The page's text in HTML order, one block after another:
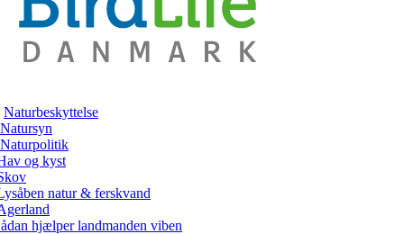
Naturbeskyttelse
Natursyn
Naturpolitik
og kyst
natur & ferskvand
hjælper landmanden viben